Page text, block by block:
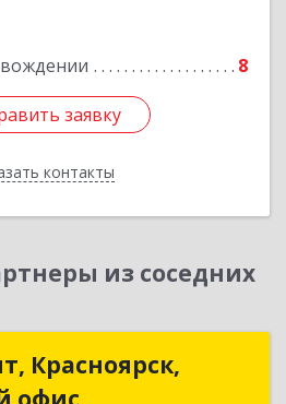
8
заявку
контакты
заявку
Назад
из соседних
Красноярск,
Бит, Красноярск,